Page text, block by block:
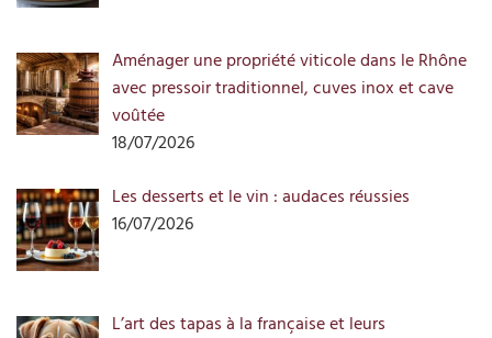
Aménager une propriété viticole dans le Rhône
avec pressoir traditionnel, cuves inox et cave
voûtée
18/07/2026
Les desserts et le vin : audaces réussies
16/07/2026
L’art des tapas à la française et leurs